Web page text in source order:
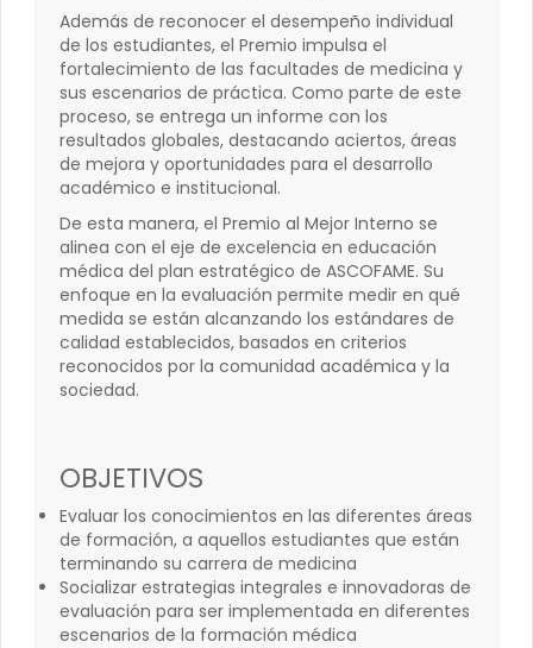
Además de reconocer el desempeño individual
de los estudiantes, el Premio impulsa el
fortalecimiento de las facultades de medicina y
sus escenarios de práctica. Como parte de este
proceso, se entrega un informe con los
resultados globales, destacando aciertos, áreas
de mejora y oportunidades para el desarrollo
académico e institucional.
De esta manera, el Premio al Mejor Interno se
alinea con el eje de excelencia en educación
médica del plan estratégico de ASCOFAME. Su
enfoque en la evaluación permite medir en qué
medida se están alcanzando los estándares de
calidad establecidos, basados en criterios
reconocidos por la comunidad académica y la
sociedad.
OBJETIVOS
Evaluar los conocimientos en las diferentes áreas
de formación, a aquellos estudiantes que están
terminando su carrera de medicina
Socializar estrategias integrales e innovadoras de
evaluación para ser implementada en diferentes
escenarios de la formación médica